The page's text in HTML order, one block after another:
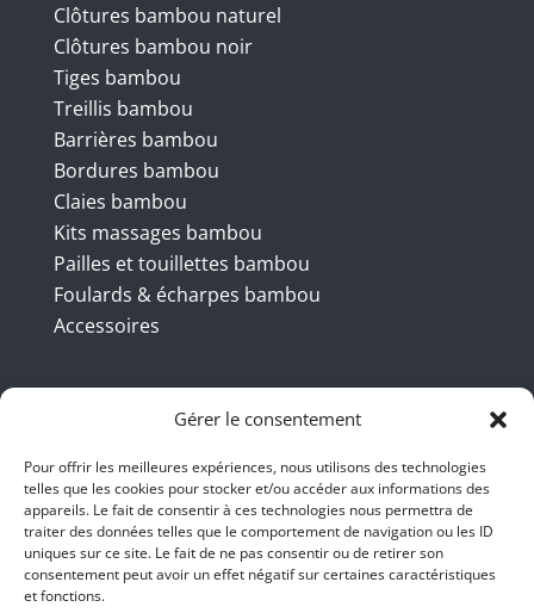
Gérer le consentement
Pour offrir les meilleures expériences, nous utilisons des technologies
telles que les cookies pour stocker et/ou accéder aux informations des
appareils. Le fait de consentir à ces technologies nous permettra de
traiter des données telles que le comportement de navigation ou les ID
uniques sur ce site. Le fait de ne pas consentir ou de retirer son
consentement peut avoir un effet négatif sur certaines caractéristiques
et fonctions.
Clôtures bambou naturel
Clôtures bambou noir
Tiges bambou
Treillis bambou
Barrières bambou
Bordures bambou
Claies bambou
Kits massages bambou
Pailles et touillettes bambou
Foulards & écharpes bambou
Accessoires
Coordonnées
BBB INT LTD – RUE DU BAMBOU.COM
145 rue de la République 95100
Argenteuil